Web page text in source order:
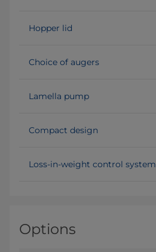
Hopper lid
Choice of augers
Lamella pump
Compact design
Loss-in-weight control system
Options